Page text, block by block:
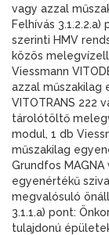
vagy azzal
Felhívás 3.1.2.2.a)
szerinti HMV
közös
Viessmann
azzal műszakilag
VITOTRANS 222
tárolótöltő
modul, 1 db
műszakilag
Grundfos
egyenértékű
megvalósuló
3.1.1.a) pont:
tulajdonú